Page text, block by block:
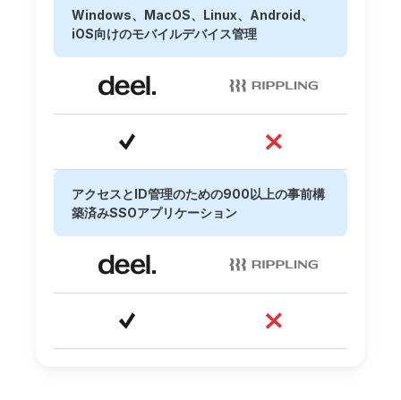
Windows、MacOS、Linux、Android、
iOS向けのモバイルデバイス管理
アクセスとID管理のための900以上の事前構
築済みSSOアプリケーション